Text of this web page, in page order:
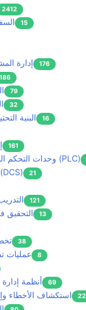
2412
15
إدارة 176
186
79
32
البنية 16
161
وحدات التحكم المنطقية القابلة للبرمجة (PLC)
أنظمة التحكم الموزعة (DCS) 21
121
التحقيق 13
38
عمليات 8
أنظمة إدارة 69
استكشاف الأخطاء 22